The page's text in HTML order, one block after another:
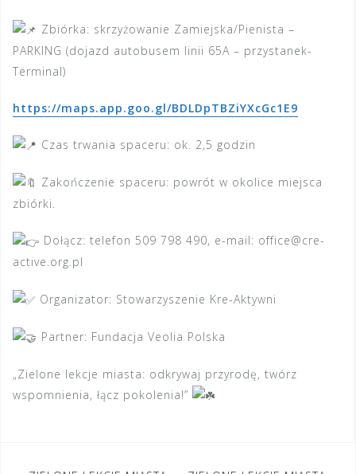
Zbiórka: skrzyżowanie Zamiejska/Pienista –
PARKING (dojazd autobusem linii 65A – przystanek-
Terminal)
https://maps.app.goo.gl/BDLDpTBZiYXcGc1E9
Czas trwania spaceru: ok. 2,5 godzin
Zakończenie spaceru: powrót w okolice miejsca
zbiórki.
Dołącz: telefon 509 798 490, e-mail: office@cre-
active.org.pl
Organizator: Stowarzyszenie Kre-Aktywni
Partner: Fundacja Veolia Polska
„Zielone lekcje miasta: odkrywaj przyrodę, twórz
wspomnienia, łącz pokolenia!”